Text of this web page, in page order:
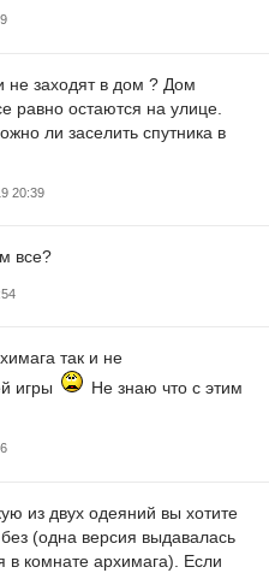
не заходят в дом ? Дом
равно остаются на улице.
ли заселить спутника в
20:39
все?
так и не
игры
Не знаю что с этим
из двух одеяний вы хотите
(одна версия выдавалась
в комнате архимага). Если